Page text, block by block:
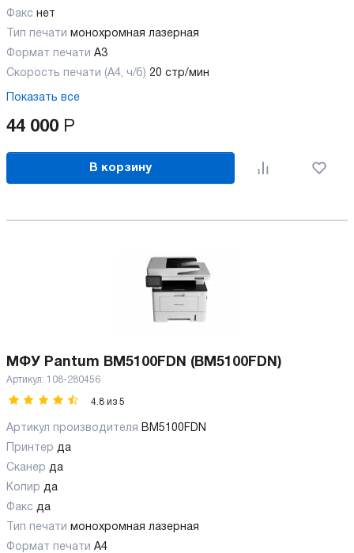
Факс нет
Тип печати монохромная лазерная
Формат печати A3
Скорость печати (А4, ч/б) 20 стр/мин
Показать все
44 000 Р
В корзину
МФУ Pantum BM5100FDN (BM5100FDN)
Артикул: 108-280456
4.8 из 5
Артикул производителя BM5100FDN
Принтер да
Сканер да
Копир да
Факс да
Тип печати монохромная лазерная
Формат печати A4